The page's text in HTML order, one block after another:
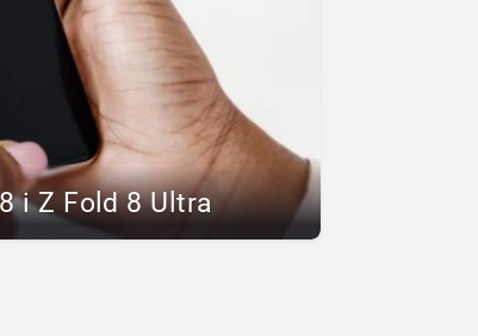
i Z Fold 8 Ultra